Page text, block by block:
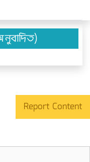
Report Content